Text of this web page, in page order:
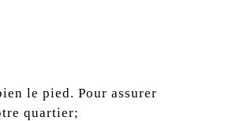
le pied. Pour assurer
quartier;